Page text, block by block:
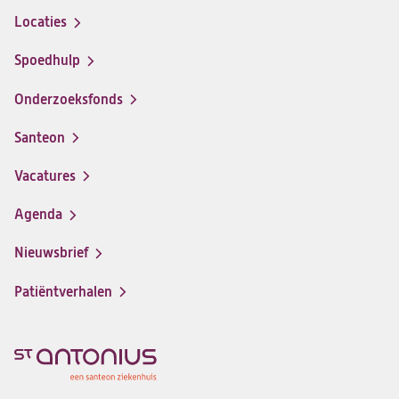
Locaties
Spoedhulp
Onderzoeksfonds
Santeon
(opent
in
nieuwe
Vacatures
(opent
in
nieuwe
Agenda
Nieuwsbrief
Patiëntverhalen